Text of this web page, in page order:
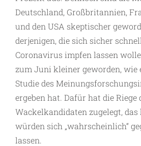
Deutschland, Großbritannien,
und den USA skeptischer
derjenigen, die sich sicher
Coronavirus impfen lassen
zum Juni kleiner geworden, wie
Studie des
ergeben hat. Dafür hat die Riege
Wackelkandidaten zugelegt, das
würden sich „wahrscheinlich“
lassen.